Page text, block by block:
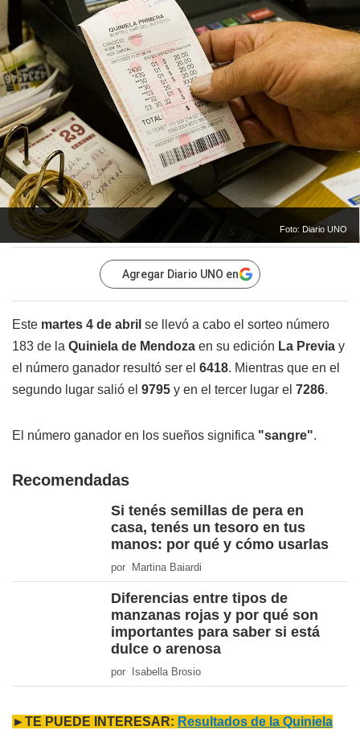
Foto: Diario UNO
Agregar Diario UNO en
Este martes 4 de abril se llevó a cabo el sorteo número
183 de la Quiniela de Mendoza en su edición La Previa y
el número ganador resultó ser el 6418. Mientras que en el
segundo lugar salió el 9795 y en el tercer lugar el 7286.
El número ganador en los sueños significa "sangre".
Recomendadas
Si tenés semillas de pera en
casa, tenés un tesoro en tus
manos: por qué y cómo usarlas
por Martina Baiardi
Diferencias entre tipos de
manzanas rojas y por qué son
importantes para saber si está
dulce o arenosa
por Isabella Brosio
►TE PUEDE INTERESAR: Resultados de la Quiniela